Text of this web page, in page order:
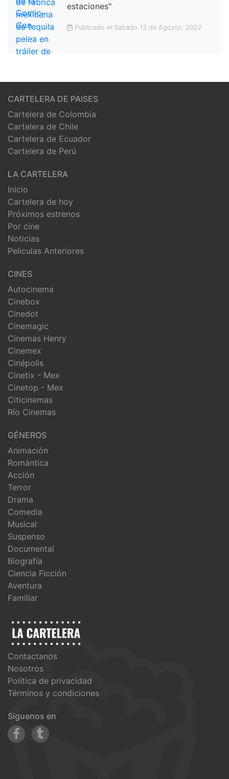
estaciones"
Publicado el Sabado 13 de Agosto, 2022
CARTELERA DE PAISES
Cartelera de Colombia
Cartelera de Chile
Cartelera de Ecuador
Cartelera de Perú
LA CARTELERA
Inicio
Cartelera de hoy
Próximos estrenos
Por cine
Noticias
Peliculas Anteriores
CINES
Autocinema
Cinebox
Cinedot
Cinemagic
Cinemas Henry
Cinemex
Cinépolis
Cinetix - Mex
Cinetop - Mex
Citicinemas
Río Cinemas
GÉNEROS
Animación
Romántica
Acción
Terror
Drama
Comedia
Musical
Suspenso
Documental
Biografía
Ciencia Ficción
Aventura
Familiar
Contactanos
Nosotros
Política de privacidad
Términos y condiciones
Síguenos en